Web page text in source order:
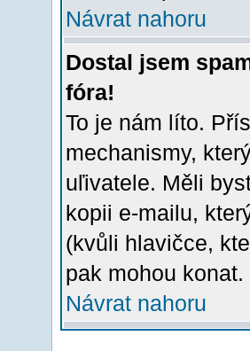
Návrat nahoru
Dostal jsem
fóra!
To je nám líto.
mechanismy,
uľivatele. Měli
kopii e-mailu,
(kvůli hlavičce,
pak mohou konat.
Návrat nahoru